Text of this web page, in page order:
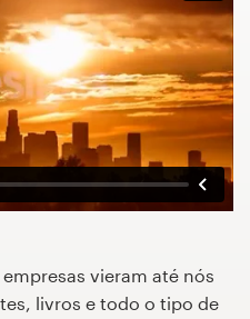
vieram até nós
livros e todo o tipo de